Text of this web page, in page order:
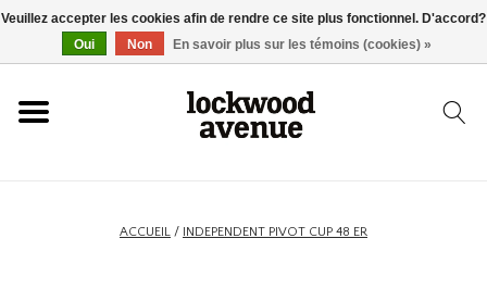
ACCUEIL
ACCUEIL / INDEPENDENT PIVOT CUP 48 ER
Veuillez accepter les cookies afin de rendre ce site plus fonctionnel. D'accord?
Oui
Non En savoir plus sur les témoins (cookies) »